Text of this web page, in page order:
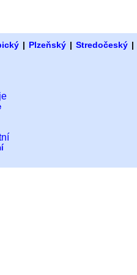
| Plzeňský| Stredočeský|